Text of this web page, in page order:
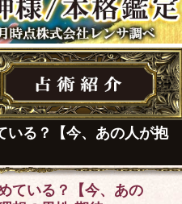
いる？【今、あの人が抱
ている？【今、あの